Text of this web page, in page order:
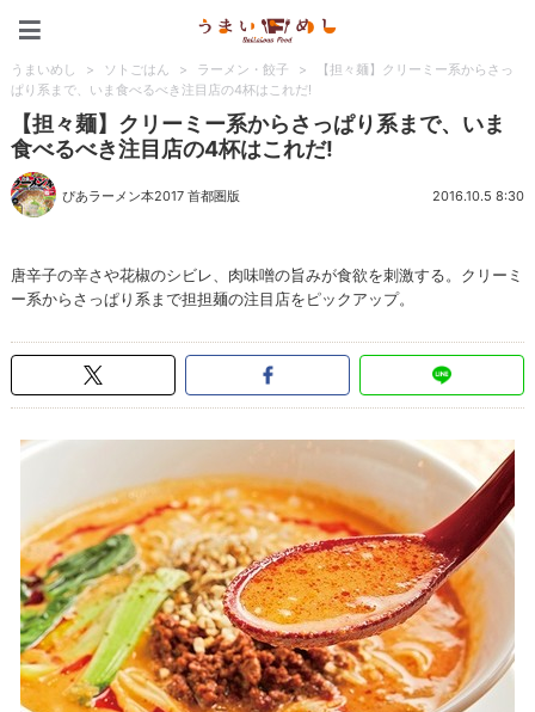
うまいめし > ソトごはん > ラーメン・餃子 >
【担々麺】クリーミー系からさっ
ぱり系まで、いま食べるべき注目店の4杯はこれだ!
【担々麺】クリーミー系からさっぱり系まで、いま
食べるべき注目店の4杯はこれだ!
ぴあラーメン本2017 首都圏版 2016.10.5 8:30
唐辛子の辛さや花椒のシビレ、肉味噌の旨みが食欲を刺激する。クリーミ
ー系からさっぱり系まで担担麺の注目店をピックアップ。